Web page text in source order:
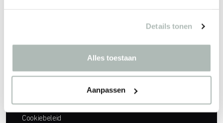
Details tonen
Alles toestaan
Aanpassen
Inschrijven
Werken bij
Cookiebeleid